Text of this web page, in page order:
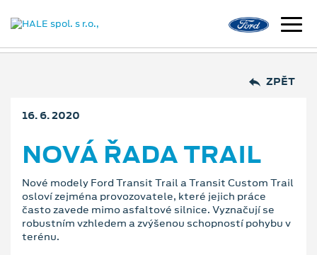
ZPĚT
16. 6. 2020
NOVÁ ŘADA TRAIL
Nové modely Ford Transit Trail a Transit Custom Trail
osloví zejména provozovatele, které jejich práce
často zavede mimo asfaltové silnice. Vyznačují se
robustním vzhledem a zvýšenou schopností pohybu v
terénu.